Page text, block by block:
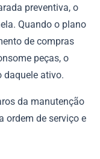
preventiva, o
Quando o plano
de compras
peças, o
daquele ativo.
da manutenção
ordem de serviço e